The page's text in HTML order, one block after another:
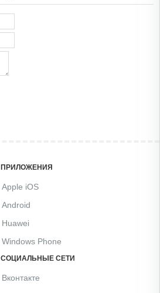
ПРИЛОЖЕНИЯ
Apple iOS
Android
Huawei
Windows Phone
СОЦИАЛЬНЫЕ СЕТИ
Вконтакте